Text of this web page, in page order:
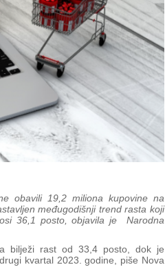
obavili 19,2 miliona kupovine na
međugodišnji trend rasta koji
36,1 posto, objavila je Narodna
bilježi rast od 33,4 posto, dok je
kvartal 2023. godine, piše Nova